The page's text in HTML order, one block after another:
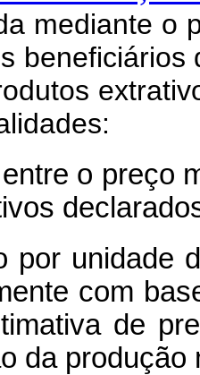
mediante o
o preço
por unidade
com
de
da produção